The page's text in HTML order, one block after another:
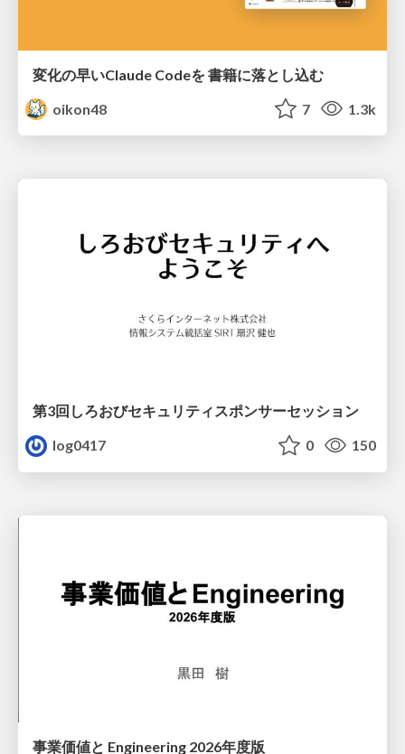
変化の早いClaude Codeを 書籍に落とし込む
oikon48
7 1.3k
第3回しろおびセキュリティスポンサーセッション
log0417
0 150
事業価値と Engineering 2026年度版